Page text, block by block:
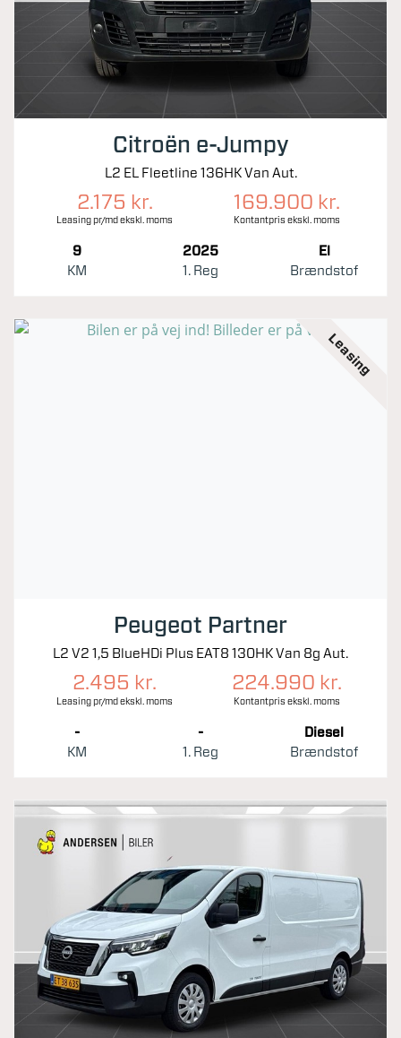
Citroën e-Jumpy
L2 EL Fleetline 136HK Van Aut.
2.175 kr.
Leasing pr/md ekskl. moms
169.900 kr.
Kontantpris ekskl. moms
9
KM
2025
1. Reg
El
Brændstof
Leasing
Peugeot Partner
L2 V2 1,5 BlueHDi Plus EAT8 130HK Van 8g Aut.
2.495 kr.
Leasing pr/md ekskl. moms
224.990 kr.
Kontantpris ekskl. moms
-
KM
-
1. Reg
Diesel
Brændstof